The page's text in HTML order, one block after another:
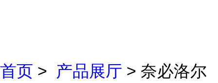
首页 > 产品展厅 > 奈必洛尔